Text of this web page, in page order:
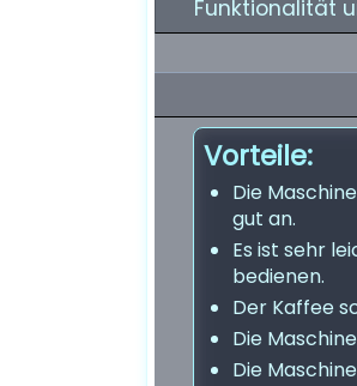
Funktionalität
Vorteile:
Die
gut an.
Es ist sehr
bedienen.
Der Kaffee
Die
Die